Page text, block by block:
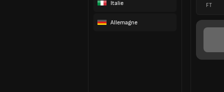
Italie
Allemagne
FT